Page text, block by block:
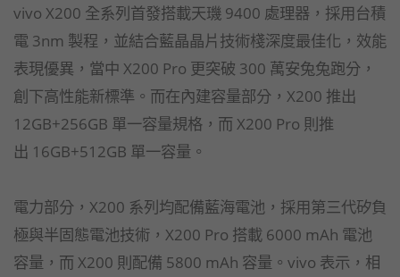
vivo X200 全系列首發搭載天璣 9400 處理器，採用台積
電 3nm 製程，並結合藍晶晶片技術棧深度最佳化，效能
表現優異，當中 X200 Pro 更突破 300 萬安兔兔跑分，
創下高性能新標準。而在內建容量部分，X200 推出
12GB+256GB 單一容量規格，而 X200 Pro 則推
出 16GB+512GB 單一容量。
電力部分，X200 系列均配備藍海電池，採用第三代矽負
極與半固態電池技術，X200 Pro 搭載 6000 mAh 電池
容量，而 X200 則配備 5800 mAh 容量。vivo 表示，相